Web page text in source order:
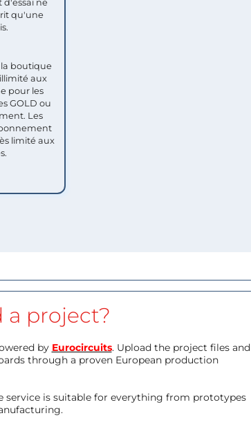
ne
qu'une
boutique
aux
pour les
GOLD ou
Les
limité aux
project?
by Eurocircuits. Upload the project files and
through a proven European production
service is suitable for everything from prototypes